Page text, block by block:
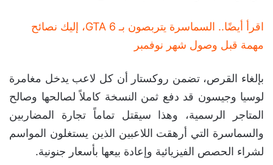
اقرأ أيضًا.. السماسرة يتربصون بـ GTA 6، إليك نصائح
مهمة قبل وصول شهر نوفمبر
بإلغاء القرص، تضمن روكستار أن كل لاعب يدخل مغامرة
لوسيا وجيسون قد دفع ثمن النسخة كاملاً لصالحها وصالح
المتاجر الرسمية، وهذا سيقتل تماماً تجارة المضاربين
والسماسرة التي أرهقت اللاعبين الذين يستغلون المواسم
لشراء الحصص الفيزيائية وإعادة بيعها بأسعار جنونية.